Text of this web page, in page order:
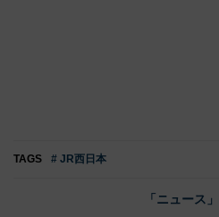
TAGS # JR西日本
「ニュース